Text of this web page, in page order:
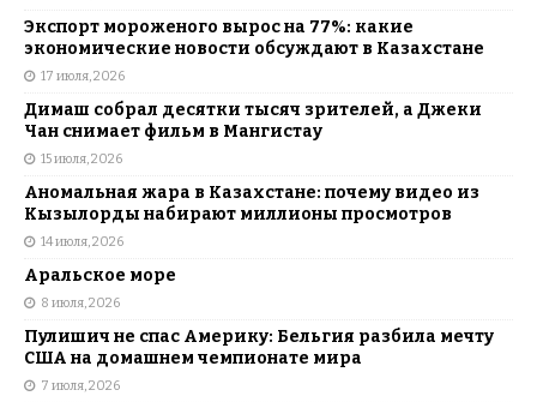
Экспорт мороженого вырос на 77%: какие
экономические новости обсуждают в Казахстане
17 июля, 2026
Димаш собрал десятки тысяч зрителей, а Джеки
Чан снимает фильм в Мангистау
15 июля, 2026
Аномальная жара в Казахстане: почему видео из
Кызылорды набирают миллионы просмотров
14 июля, 2026
Аральское море
8 июля, 2026
Пулишич не спас Америку: Бельгия разбила мечту
США на домашнем чемпионате мира
7 июля, 2026